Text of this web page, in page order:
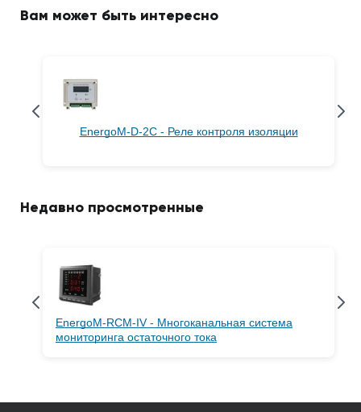
Вам может быть интересно
EnergoM-D-2C - Реле контроля изоляции
Недавно просмотренные
EnergoM-RCM-IV - Многоканальная система
мониторинга остаточного тока